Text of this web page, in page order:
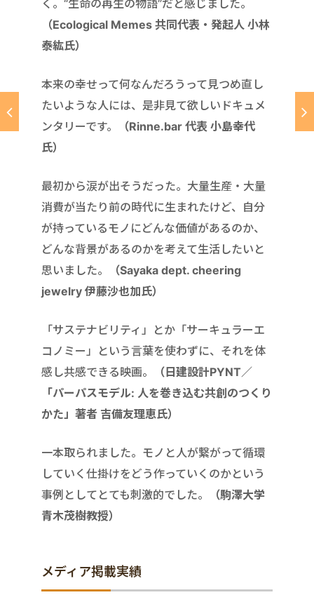
く。“生命の再生の物語”だと感じました。
（Ecological Memes 共同代表・発起人 小林
泰紘氏）
本来の幸せって何なんだろうって見つめ直し
たいような人には、是非見て欲しいドキュメ
ンタリーです。
（Rinne.bar 代表 小島幸代
氏）
最初から涙が出そうだった。大量生産・大量
消費が当たり前の時代に生まれたけど、自分
が持っているモノにどんな価値があるのか、
どんな背景があるのかを考えて生活したいと
思いました。
（Sayaka dept. cheering
jewelry 伊藤沙也加氏）
「サステナビリティ」とか「サーキュラーエ
コノミー」という言葉を使わずに、それを体
感し共感できる映画。
（日建設計PYNT／
「パーパスモデル: 人を巻き込む共創のつくり
かた」著者 吉備友理恵氏）
一本取られました。モノと人が繋がって循環
していく仕掛けをどう作っていくのかという
事例としてとても刺激的でした。
（駒澤大学
青木茂樹教授）
メディア掲載実績